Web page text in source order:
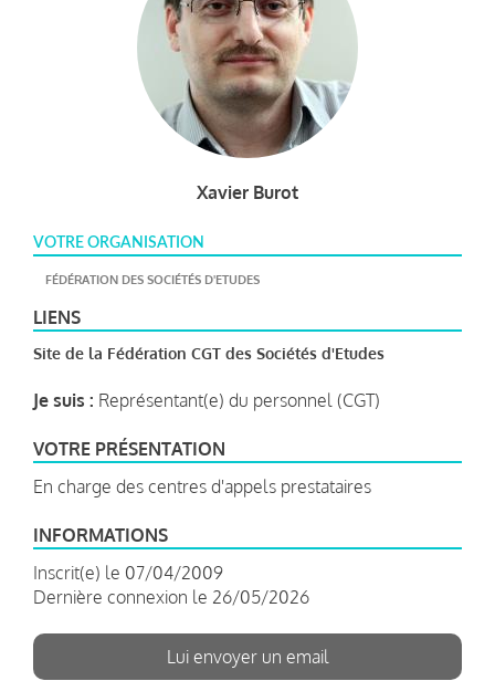
Xavier Burot
VOTRE ORGANISATION
FÉDÉRATION DES SOCIÉTÉS D'ETUDES
LIENS
Site de la Fédération CGT des Sociétés d'Etudes
Je suis : Représentant(e) du personnel (CGT)
VOTRE PRÉSENTATION
En charge des centres d'appels prestataires
INFORMATIONS
Inscrit(e) le 07/04/2009
Dernière connexion le 26/05/2026
Lui envoyer un email